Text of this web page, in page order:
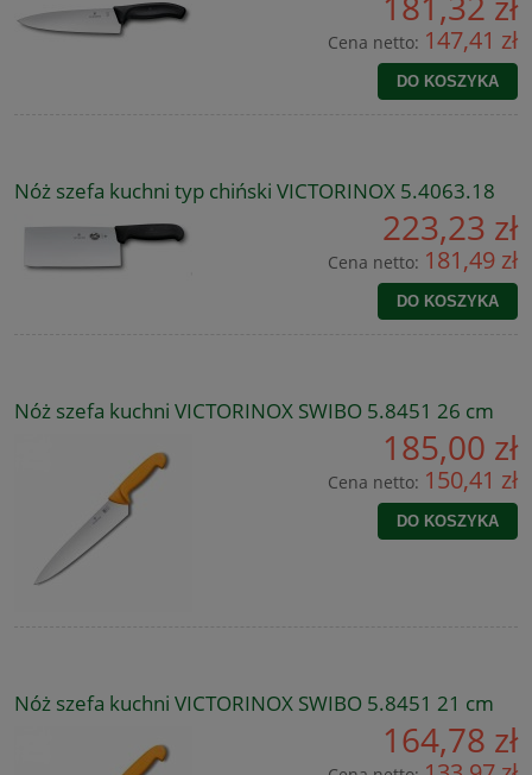
Cena netto: 147,41 zł
DO KOSZYKA
Nóż szefa kuchni typ chiński VICTORINOX 5.4063.18
223,23 zł
Cena netto: 181,49 zł
DO KOSZYKA
Nóż szefa kuchni VICTORINOX SWIBO 5.8451 26 cm
185,00 zł
Cena netto: 150,41 zł
DO KOSZYKA
Nóż szefa kuchni VICTORINOX SWIBO 5.8451 21 cm
164,78 zł